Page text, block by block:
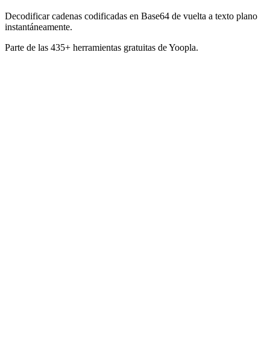
Decodificar cadenas codificadas en Base64 de vuelta a texto plano
instantáneamente.
Parte de las 435+ herramientas gratuitas de Yoopla.